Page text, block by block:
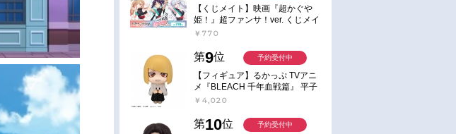
【くじメイト】映画『超かぐや
姫！』超ファンサ！ver. くじメイ
ト
￥770
第9位
【フィギュア】るかっぷ TVアニ
メ『BLEACH 千年血戦篇』 平子
真子
￥4,020
予約受付中
第10位 予約受付中